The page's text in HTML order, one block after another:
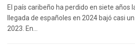
El país caribeño ha perdido en siete años
llegada de españoles en 2024 bajó casi
2023. En...